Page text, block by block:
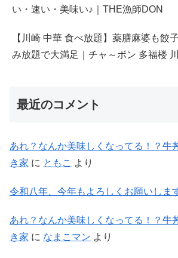
い・速い・美味い♪｜THE漁師DON
【川崎 中華 食べ放題】薬膳麻婆も餃
み放題で大満足｜チャ～ボン 多福楼
最近のコメント
あれ？なんか美味しくなってる！？牛
き家 に ともこ より
令和八年、今年もよろしくお願いしま
あれ？なんか美味しくなってる！？牛
き家 に なまこマン より